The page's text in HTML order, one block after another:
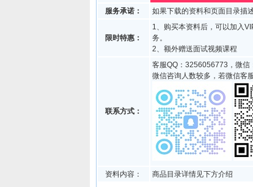
服务承诺：
如果下载的资料和页面目录描
限时特惠：
1、购买本资料后，可以加入
务。
2、额外赠送面试视频课程
联系方式：
客服QQ：3256056773，微信
微信咨询人数较多，若微信客
资料内容： 商品目录详情见下方介绍